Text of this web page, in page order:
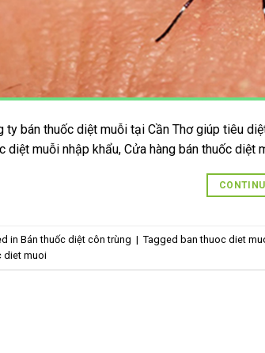
ty bán thuốc diệt muỗi tại Cần Thơ giúp tiêu
diệt muỗi nhập khẩu, Cửa hàng bán thuốc
in Bán thuốc diệt côn trùng | Tagged ban thuoc diet
diet muoi